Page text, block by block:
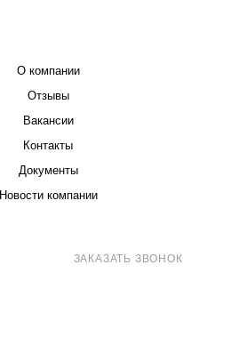
О компании
Отзывы
Вакансии
Контакты
Документы
Новости компании
ЗАКАЗАТЬ ЗВОНОК